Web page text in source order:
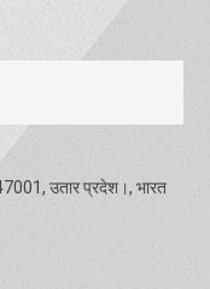
उतार प्रदेश।, भारत